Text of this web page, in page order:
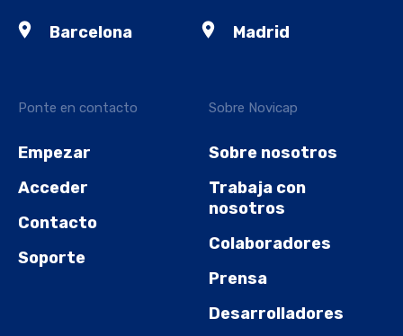
Ponte en contacto
Empezar
Acceder
Contacto
Soporte
Sobre Novicap
Sobre nosotros
Trabaja con
nosotros
Colaboradores
Prensa
Desarrolladores
Barcelona Madrid